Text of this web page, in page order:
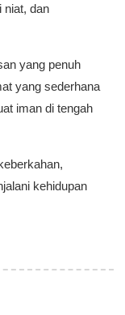
niat, dan
yang penuh
yang sederhana
iman di tengah
kehidupan